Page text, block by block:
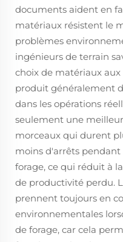
documents aident en
matériaux résistent le
problèmes
ingénieurs de terrain
choix de matériaux
produit généralement
dans les opérations
seulement une
morceaux qui durent
moins d'arrêts pendant
forage, ce qui réduit à
de productivité perdu.
prennent toujours en
environnementales
de forage, car cela